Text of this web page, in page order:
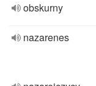
obskurny
nazarenes